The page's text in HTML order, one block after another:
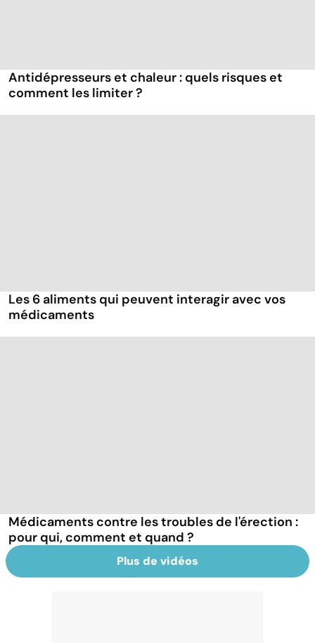
Antidépresseurs et chaleur : quels risques et
comment les limiter ?
Les 6 aliments qui peuvent interagir avec vos
médicaments
Médicaments contre les troubles de l'érection :
pour qui, comment et quand ?
Plus de vidéos